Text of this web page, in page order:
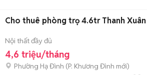
Cho thuê phòng trọ 4.6tr Thanh Xuân
Nội thất đầy đủ
4,6 triệu/tháng
Phường Hạ Đình (P. Khương Đình mới)